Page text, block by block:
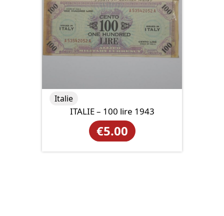
ITALIE – 100 lire 1943
€5.00
Italie